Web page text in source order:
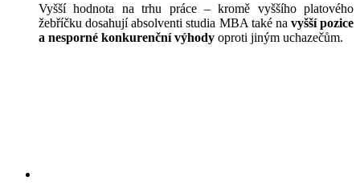
Vyšší hodnota na trhu práce – kromě vyššího platového
žebříčku dosahují absolventi studia MBA také na vyšší pozice
a nesporné konkurenční výhody oproti jiným uchazečům.